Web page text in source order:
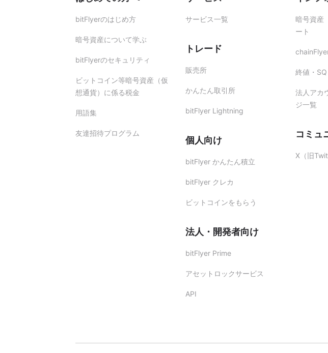
bitFlyerのはじめ方
暗号資産について学ぶ
bitFlyerのセキュリティ
ビットコイン等暗号資産（仮
想通貨）に係る税金
用語集
友達招待プログラム
サービス一覧
トレード
販売所
かんたん取引所
bitFlyer Lightning
個人向け
bitFlyer かんたん積立
bitFlyer クレカ
ビットコインをもらう
法人・開発者向け
bitFlyer Prime
アセットロックサービス
API
暗号資産
ート
終値・
法人アカ
ジ一覧
コミュ
X（旧